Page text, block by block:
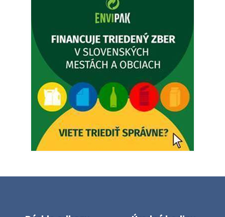
Zajtrajší zvoz odpadu
Vážený občan, zajtra 5. 8. sa bude zvážať komunálny odpad.
4. augusta 2026 15:30
Dnešný zvoz odpadu
Vážený občan, dnes 5. 8. sa zváža komunálny odpad.
5. augusta 2026 05:00